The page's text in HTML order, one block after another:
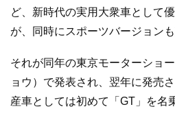
ど、新時代の実用大衆車として
が、同時にスポーツバージョンも
それが同年の東京モーターショ
ョウ）で発表され、翌年に発売
産車としては初めて「GT」を名